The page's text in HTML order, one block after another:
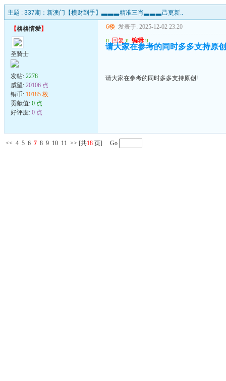
主题 : 337期：新澳门【横财到手】▃▃▃精准三肖▃▃▃己更新..
【格格情爱】
圣骑士
发帖: 2278
威望: 20106 点
铜币: 10185 枚
贡献值: 0 点
好评度: 0 点
6楼 发表于: 2025-12-02 23:20
u 回复 u 编辑 u
请大家在参考的同时多多支持原
请大家在参考的同时多多支持原创!
<< 4 5 6 7 8 9 10 11 >> [共18 页] Go